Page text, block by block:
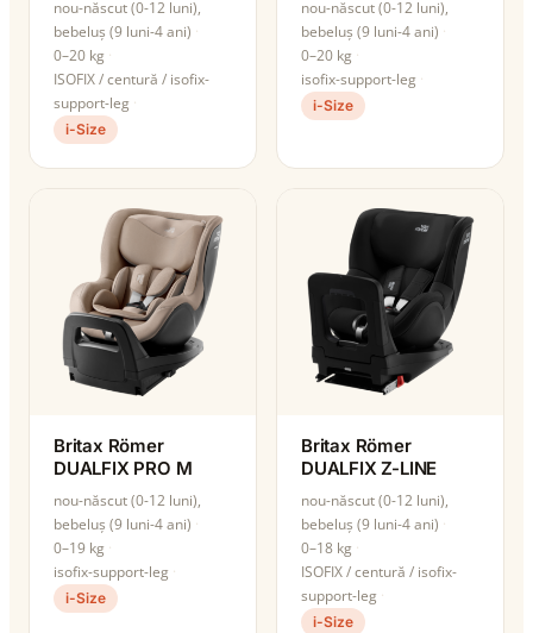
nou-născut (0-12 luni),
bebeluș (9 luni-4 ani)
0–20 kg
ISOFIX / centură / isofix-
support-leg
i-Size
nou-născut (0-12 luni),
bebeluș (9 luni-4 ani)
0–20 kg
isofix-support-leg
i-Size
Britax Römer
DUALFIX PRO M
nou-născut (0-12 luni),
bebeluș (9 luni-4 ani)
0–19 kg
isofix-support-leg
i-Size
Britax Römer
DUALFIX Z-LINE
nou-născut (0-12 luni),
bebeluș (9 luni-4 ani)
0–18 kg
ISOFIX / centură / isofix-
support-leg
i-Size